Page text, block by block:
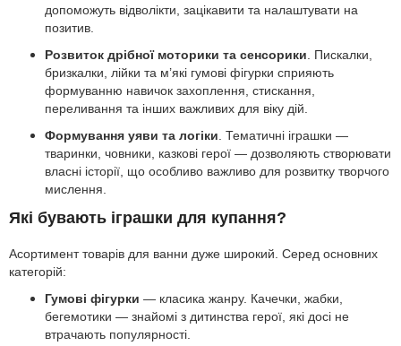
допоможуть відволікти, зацікавити та налаштувати на
позитив.
Розвиток дрібної моторики та сенсорики . Пискалки,
бризкалки, лійки та м’які гумові фігурки сприяють
формуванню навичок захоплення, стискання,
переливання та інших важливих для віку дій.
Формування уяви та логіки . Тематичні іграшки —
тваринки, човники, казкові герої — дозволяють створювати
власні історії, що особливо важливо для розвитку творчого
мислення.
Які бувають іграшки для купання?
Асортимент товарів для ванни дуже широкий. Серед основних
категорій:
Гумові фігурки — класика жанру. Качечки, жабки,
бегемотики — знайомі з дитинства герої, які досі не
втрачають популярності.